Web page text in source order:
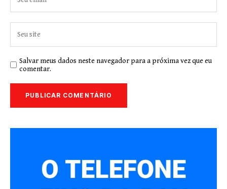
Salvar meus dados neste navegador para a próxima vez que eu
comentar.